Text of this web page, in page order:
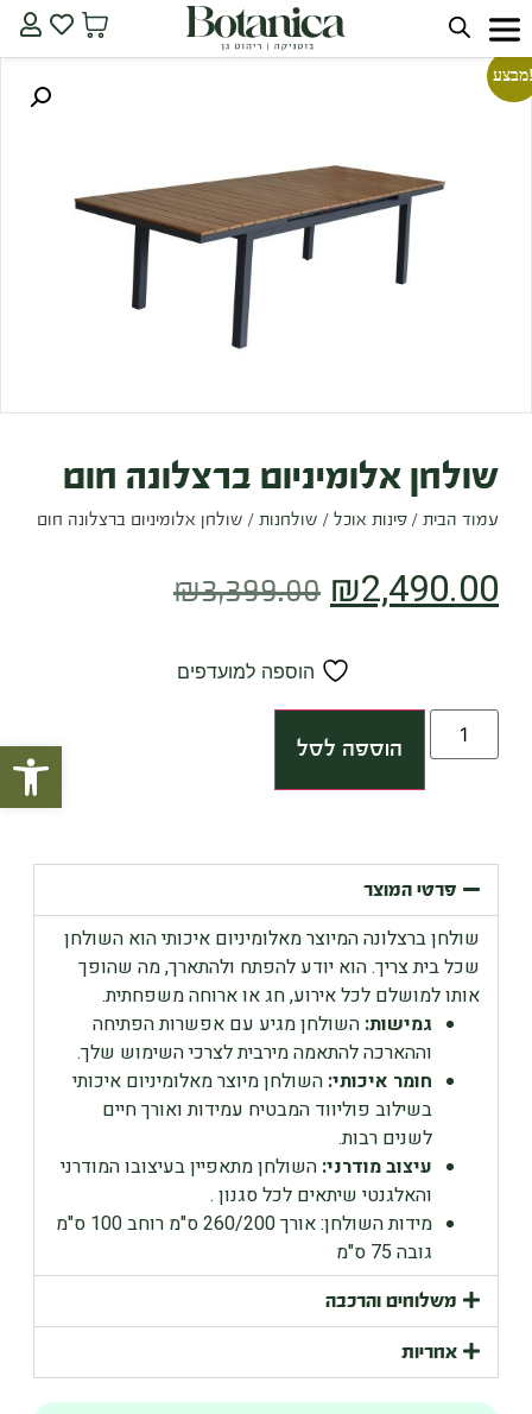
פתח
שולחן אלומיניום ברצלונה חום
עמוד הבית / פינות אוכל / שולחנות / שולחן אלומיניום ברצלונה חום
₪3,399.00 ₪2,490.00
הוספה למועדפים
הוספה לסל
פרטי המוצר
שולחן ברצלונה המיוצר מאלומיניום איכותי הוא השולחן
שכל בית צריך. הוא יודע להפתח ולהתארך, מה שהופך
אותו למושלם לכל אירוע, חג או ארוחה משפחתית.
גמישות: השולחן מגיע עם אפשרות הפתיחה
וההארכה להתאמה מירבית לצרכי השימוש שלך.
חומר איכותי: השולחן מיוצר מאלומיניום איכותי
בשילוב פוליווד המבטיח עמידות ואורך חיים
לשנים רבות.
עיצוב מודרני: השולחן מתאפיין בעיצובו המודרני
והאלגנטי שיתאים לכל סגנון .
מידות השולחן: אורך 260/200 ס"מ רוחב 100 ס"מ
גובה 75 ס"מ
משלוחים והרכבה
אחריות